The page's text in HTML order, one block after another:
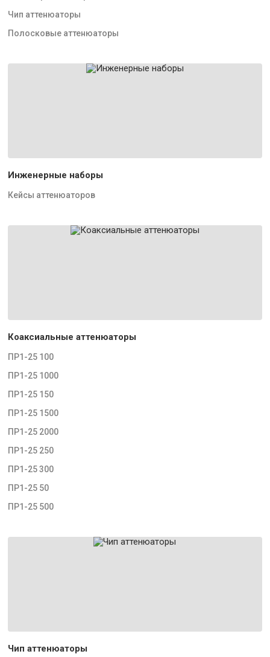
Чип аттенюаторы
Полосковые аттенюаторы
Инженерные наборы
Кейсы аттенюаторов
Коаксиальные аттенюаторы
ПР1-25 100
ПР1-25 1000
ПР1-25 150
ПР1-25 1500
ПР1-25 2000
ПР1-25 250
ПР1-25 300
ПР1-25 50
ПР1-25 500
Чип аттенюаторы